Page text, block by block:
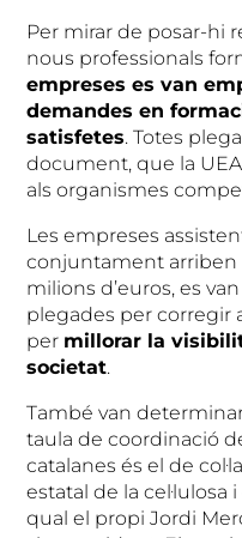
Per mirar de posar-hi
nous professionals
empreses es van
demandes en
satisfetes. Totes
document, que la
als organismes
Les empreses
conjuntament arriben
milions d’euros, es
plegades per corregir
per millorar la
societat.
També van
taula de coordinació
catalanes és el de
estatal de la cel·lulosa
qual el propi Jordi